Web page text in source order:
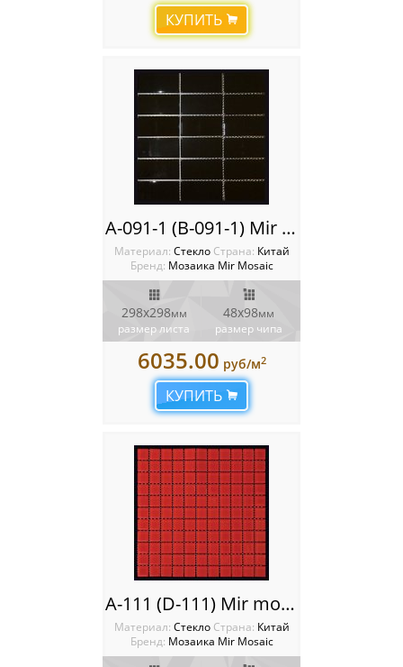
КУПИТЬ
A-091-1 (B-091-1) Mir mosaic
Материал: Стекло Cтрана: Китай
Бренд: Мозаика Mir Mosaic
298x298мм
размер листа
48х98мм
размер чипа
6035.00 руб/м2
КУПИТЬ
A-111 (D-111) Mir mosaic
Материал: Стекло Cтрана: Китай
Бренд: Мозаика Mir Mosaic